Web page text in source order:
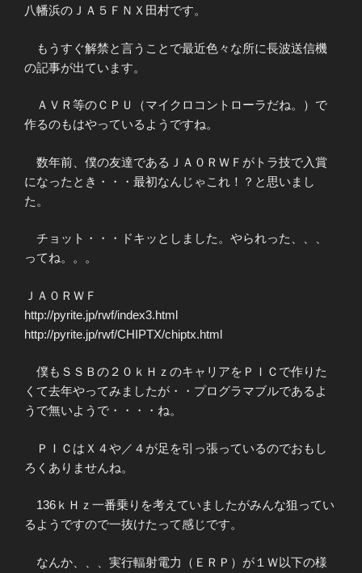
八幡浜のＪＡ５ＦＮＸ田村です。
もうすぐ解禁と言うことで最近色々な所に長波送信機
の記事が出ています。
ＡＶＲ等のＣＰＵ（マイクロコントローラだね。）で
作るのもはやっているようですね。
数年前、僕の友達であるＪＡ０ＲＷＦがトラ技で入賞
になったとき・・・最初なんじゃこれ！？と思いまし
た。
チョット・・・ドキッとしました。やられった、、、
ってね。。。
ＪＡ０ＲＷＦ
http://pyrite.jp/rwf/index3.html
http://pyrite.jp/rwf/CHIPTX/chiptx.html
僕もＳＳＢの２０ｋＨｚのキャリアをＰＩＣで作りた
くて去年やってみましたが・・プログラマブルであるよ
うで無いようで・・・・ね。
ＰＩＣはＸ４や／４が足を引っ張っているのでおもし
ろくありませんね。
136ｋＨｚ一番乗りを考えていましたがみんな狙ってい
るようですので一抜けたって感じです。
なんか、、、実行輻射電力（ＥＲＰ）が１Ｗ以下の様